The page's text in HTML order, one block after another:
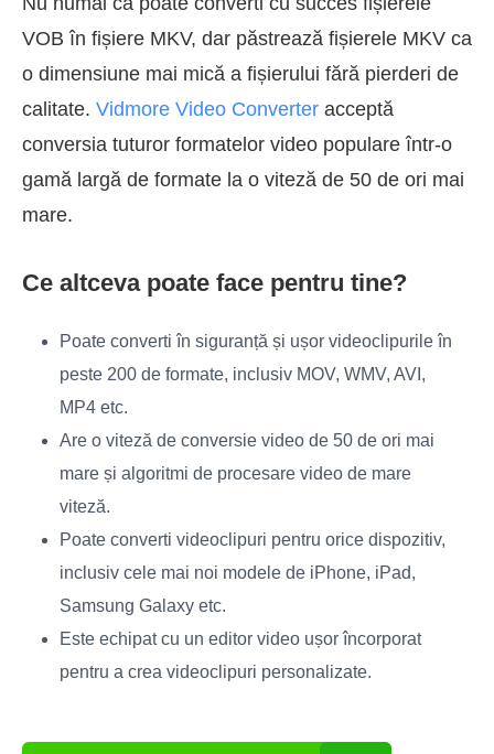
VOB în fișiere MKV, dar păstrează fișierele MKV ca
o dimensiune mai mică a fișierului fără pierderi de
calitate. Vidmore Video Converter acceptă
conversia tuturor formatelor video populare într-o
gamă largă de formate la o viteză de 50 de ori mai
mare.
Ce altceva poate face pentru tine?
Poate converti în siguranță și ușor videoclipurile în
peste 200 de formate, inclusiv MOV, WMV, AVI,
MP4 etc.
Are o viteză de conversie video de 50 de ori mai
mare și algoritmi de procesare video de mare
viteză.
Poate converti videoclipuri pentru orice dispozitiv,
inclusiv cele mai noi modele de iPhone, iPad,
Samsung Galaxy etc.
Este echipat cu un editor video ușor încorporat
pentru a crea videoclipuri personalizate.